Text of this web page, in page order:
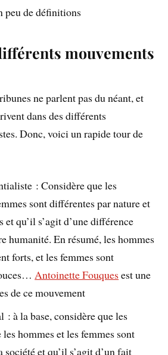
peu de définitions
mouvements
ne parlent pas du néant, et
dans des différents
Donc, voici un rapide tour de
: Considère que les
sont différentes par nature et
qu’il s’agit d’une différence
humanité. En résumé, les hommes
forts, et les femmes sont
Antoinette Fouques est une
de ce mouvement
: à la base, considère que les
hommes et les femmes sont
et qu’il s’agit d’un fait